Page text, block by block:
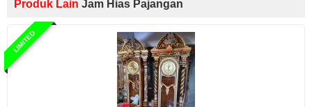
Produk Lain Jam Hias Pajangan
LIMITED